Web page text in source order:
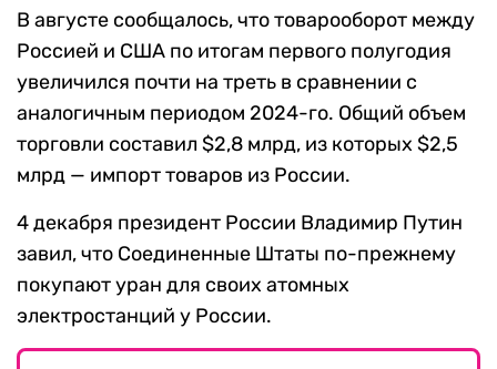
В августе сообщалось, что товарооборот между
Россией и США по итогам первого полугодия
увеличился почти на треть в сравнении с
аналогичным периодом 2024-го. Общий объем
торговли составил $2,8 млрд, из которых $2,5
млрд — импорт товаров из России.
4 декабря президент России Владимир Путин
завил, что Соединенные Штаты по-прежнему
покупают уран для своих атомных
электростанций у России.